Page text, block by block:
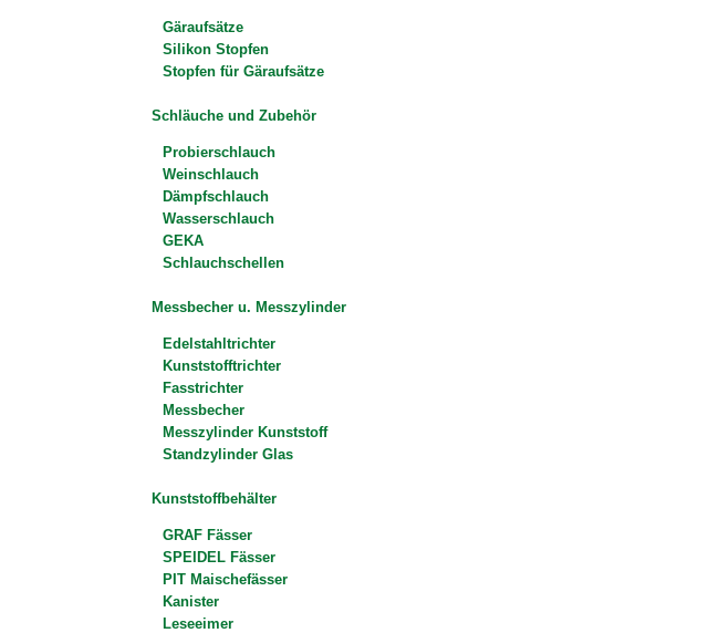
Gäraufsätze
Silikon Stopfen
Stopfen für Gäraufsätze
Schläuche und Zubehör
Probierschlauch
Weinschlauch
Dämpfschlauch
Wasserschlauch
GEKA
Schlauchschellen
Messbecher u. Messzylinder
Edelstahltrichter
Kunststofftrichter
Fasstrichter
Messbecher
Messzylinder Kunststoff
Standzylinder Glas
Kunststoffbehälter
GRAF Fässer
SPEIDEL Fässer
PIT Maischefässer
Kanister
Leseeimer